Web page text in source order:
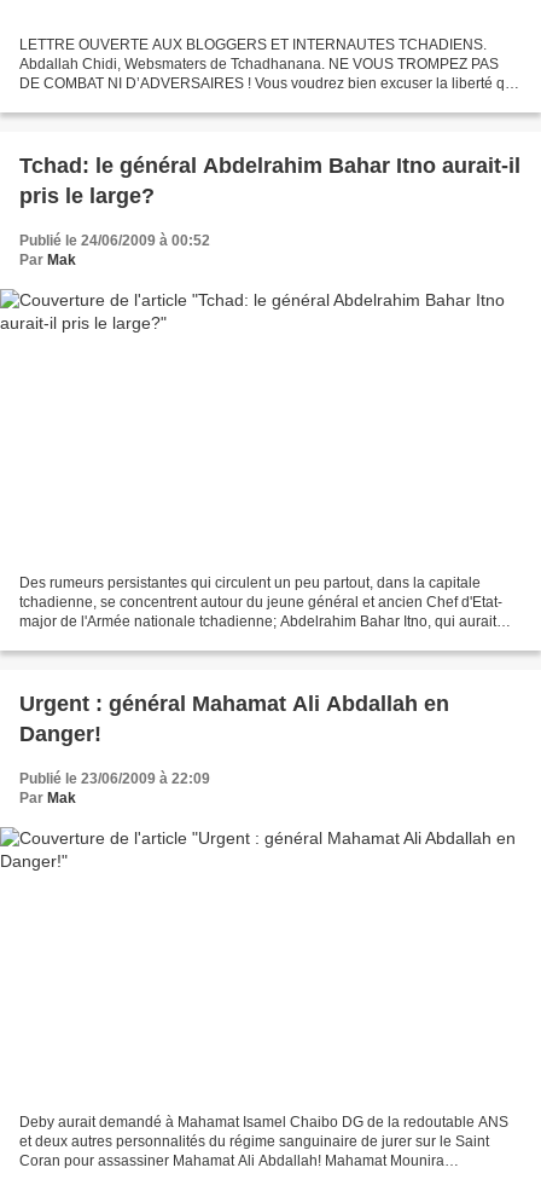
LETTRE OUVERTE AUX BLOGGERS ET INTERNAUTES TCHADIENS.
Abdallah Chidi, Websmaters de Tchadhanana. NE VOUS TROMPEZ PAS
DE COMBAT NI D’ADVERSAIRES ! Vous voudrez bien excuser la liberté que
Tchad: le général Abdelrahim Bahar Itno aurait-il
pris le large?
Publié le 24/06/2009 à 00:52
Par Mak
Des rumeurs persistantes qui circulent un peu partout, dans la capitale
tchadienne, se concentrent autour du jeune général et ancien Chef d'Etat-
major de l'Armée nationale tchadienne; Abdelrahim Bahar Itno, qui aurait
Urgent : général Mahamat Ali Abdallah en
Danger!
Publié le 23/06/2009 à 22:09
Par Mak
Deby aurait demandé à Mahamat Isamel Chaibo DG de la redoutable ANS
et deux autres personnalités du régime sanguinaire de jurer sur le Saint
Coran pour assassiner Mahamat Ali Abdallah! Mahamat Mounira